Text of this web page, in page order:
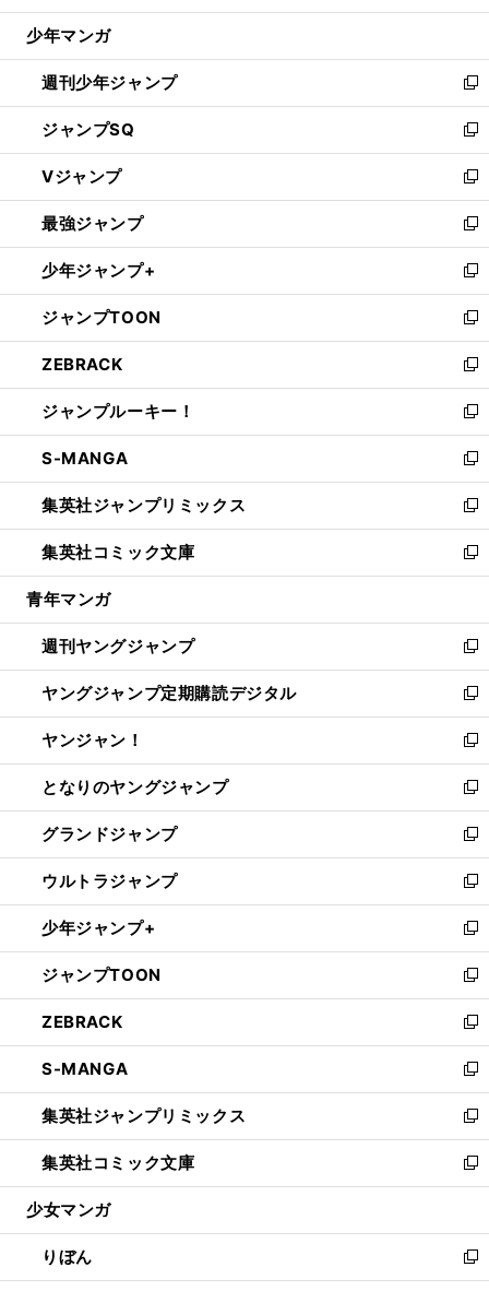
ウ
開
く
少年マンガ
週刊少年ジャンプ
新
し
い
ウ
ィ
ン
ド
ウ
で
開
く
ジャンプSQ
新
し
い
ウ
ィ
ン
ド
ウ
で
開
く
Vジャンプ
新
し
い
ウ
ィ
ン
ド
ウ
で
開
く
最強ジャンプ
新
し
い
ウ
ィ
ン
ド
ウ
で
開
く
少年ジャンプ+
新
し
い
ウ
ィ
ン
ド
ウ
で
開
く
ジャンプTOON
新
し
い
ウ
ィ
ン
ド
ウ
で
開
く
ZEBRACK
新
し
い
ウ
ィ
ン
ド
ウ
で
開
ジャンプルーキー！
新
し
い
ウ
ィ
ン
ド
ウ
開
く
S-MANGA
新
し
い
ウ
ィ
ン
ウ
で
開
く
集英社ジャンプリミックス
新
し
い
ウ
ン
ド
ウ
で
開
く
集英社コミック文庫
新
し
ウ
ィ
ン
ド
ウ
で
開
く
青年マンガ
週刊ヤングジャンプ
新
し
い
ウ
ィ
ン
ド
ウ
で
開
く
ヤングジャンプ定期購読デジタル
新
し
い
ウ
ィ
ン
ド
ウ
で
開
く
ヤンジャン！
新
し
い
ウ
ィ
ン
ド
ウ
で
開
く
となりのヤングジャンプ
新
し
い
ウ
ィ
ン
ド
ウ
で
開
く
グランドジャンプ
新
し
い
ウ
ィ
ン
ド
ウ
で
開
く
ウルトラジャンプ
新
し
い
ウ
ィ
ン
ド
ウ
で
開
く
少年ジャンプ+
新
し
い
ウ
ィ
ン
ド
ウ
で
開
く
ジャンプTOON
新
し
い
ウ
ィ
ン
ド
ウ
で
開
ZEBRACK
新
し
い
ウ
ィ
ン
ド
ウ
開
く
S-MANGA
新
し
い
ウ
ィ
ン
ウ
で
開
集英社ジャンプリミックス
新
し
い
ウ
ン
ド
ウ
集英社コミック文庫
新
し
ウ
ィ
ン
少女マンガ
りぼん
新
し